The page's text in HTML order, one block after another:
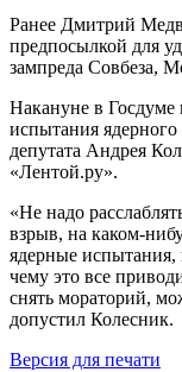
Ранее Дмитрий
предпосылкой для
зампреда Совбеза,
Накануне в Госдуме
испытания
депутата Андрея
«Лентой.ру».
«Не надо
взрыв, на каком-
ядерные испытания,
чему это все
снять мораторий,
допустил Колесник.
Версия для печати